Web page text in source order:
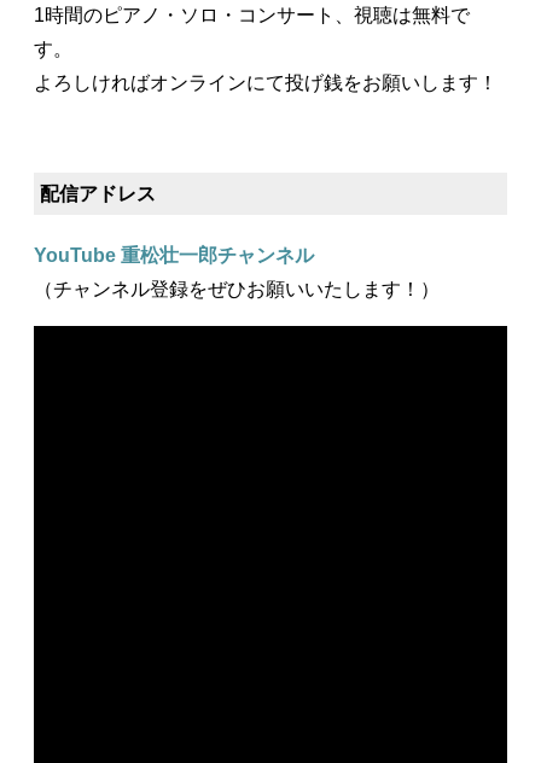
1時間のピアノ・ソロ・コンサート、視聴は無料で
す。
よろしければオンラインにて投げ銭をお願いします！
配信アドレス
YouTube 重松壮一郎チャンネル
（チャンネル登録をぜひお願いいたします！）